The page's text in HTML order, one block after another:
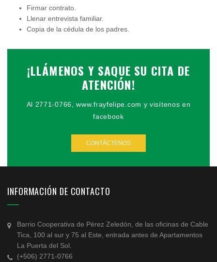
Firmar contrato.
Llenar entrevista familiar.
Copia de la cédula de los padres.
¡LLÁMENOS Y SAQUE SU CITA DE
ATENCIÓN!
Al 2771-0766, www.frayfelipe.com y visítenos en
facebook
CONTÁCTENOS
INFORMACIÓN DE CONTACTO
Barrio Cooperativa de Pérez Zeledón, de las oficinas de Cable
Tica, 100 al sur y 75 al Este, entrada antes de Apartamentos
La Puerta del Sol.
(+506) 2771-0766